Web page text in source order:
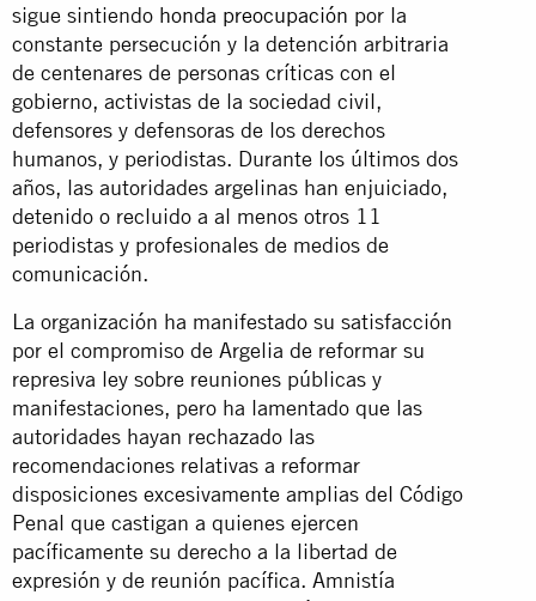
sigue sintiendo honda preocupación por la
constante persecución y la detención arbitraria
de centenares de personas críticas con el
gobierno, activistas de la sociedad civil,
defensores y defensoras de los derechos
humanos, y periodistas. Durante los últimos dos
años, las autoridades argelinas han enjuiciado,
detenido o recluido a al menos otros 11
periodistas y profesionales de medios de
comunicación.
La organización ha manifestado su satisfacción
por el compromiso de Argelia de reformar su
represiva ley sobre reuniones públicas y
manifestaciones, pero ha lamentado que las
autoridades hayan rechazado las
recomendaciones relativas a reformar
disposiciones excesivamente amplias del Código
Penal que castigan a quienes ejercen
pacíficamente su derecho a la libertad de
expresión y de reunión pacífica. Amnistía